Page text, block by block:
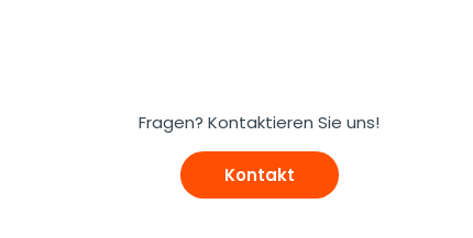
Fragen? Kontaktieren Sie uns!
Kontakt